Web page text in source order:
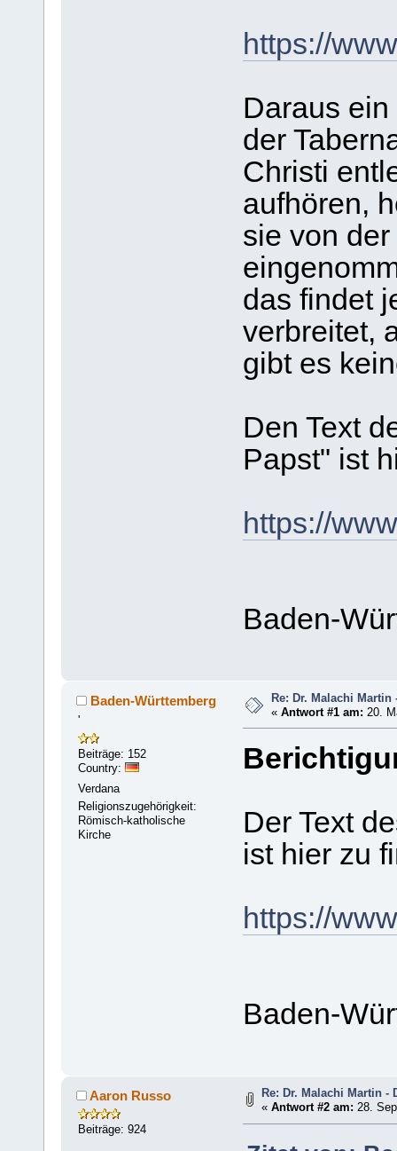
https://
Daraus
der
Christi
aufhören,
sie von
das findet
verbreitet,
gibt es
Den Text
Papst" ist
https://
Baden-
Baden-Württemberg
'
Beiträge: 152
Country:
Verdana
Religionszugehörigkeit:
Römisch-katholische
Kirche
Re: Dr. Malachi Martin
«Antwort #1 am: 20.
Der Text
ist hier zu
https://
Baden-
Aaron Russo
Beiträge: 924
Re: Dr. Malachi Martin -
«Antwort #2 am: 28.